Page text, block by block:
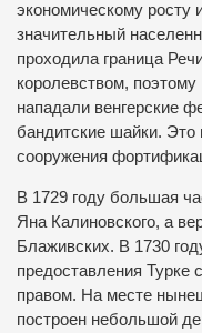
экономическому росту
значительный
проходила граница
королевством,
нападали венгерские
бандитские шайки. Это
сооружения
В 1729 году большая
Яна Калиновского, а
Блаживских. В 1730
предоставления Турке
правом. На месте
построен небольшой